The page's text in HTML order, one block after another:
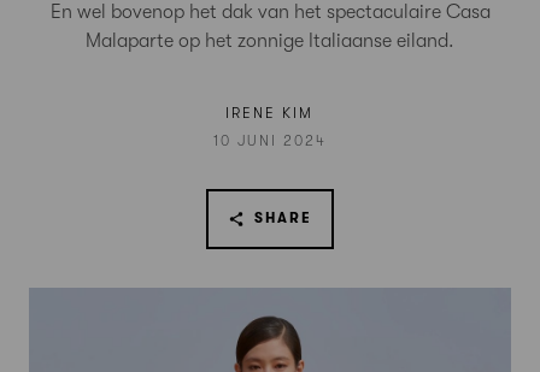
En wel bovenop het dak van het spectaculaire Casa
Malaparte op het zonnige Italiaanse eiland.
IRENE KIM
10 JUNI 2024
SHARE